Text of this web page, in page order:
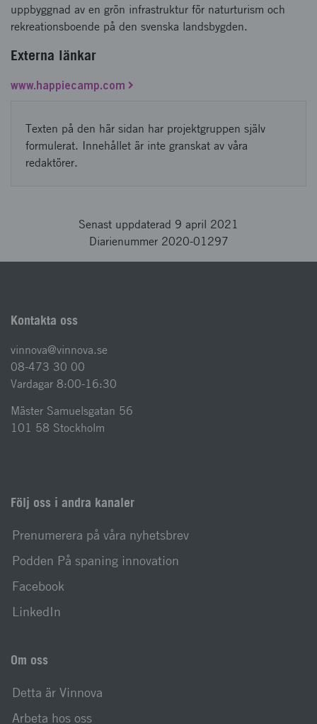
uppbyggnad av en grön infrastruktur för naturturism och
rekreationsboende på den svenska landsbygden.
Externa länkar
www.happiecamp.com
Texten på den här sidan har projektgruppen själv
formulerat. Innehållet är inte granskat av våra
redaktörer.
Senast uppdaterad 9 april 2021
Diarienummer 2020-01297
Kontakta oss
vinnova@vinnova.se
08-473 30 00
Vardagar 8:00-16:30
Mäster Samuelsgatan 56
101 58 Stockholm
Följ oss i andra kanaler
Prenumerera på våra nyhetsbrev
Podden På spaning innovation
Facebook
LinkedIn
Om oss
Detta är Vinnova
Arbeta hos oss